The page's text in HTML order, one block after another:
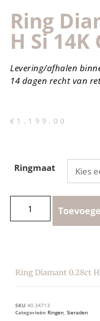
Ring
H Si
Levering/afhalen
14 dagen recht van
€ 1,199.00
Ringmaat
Ring Diamant 0.28ct H
SKU 40.34713
Categorieën Ringen, Sieraden